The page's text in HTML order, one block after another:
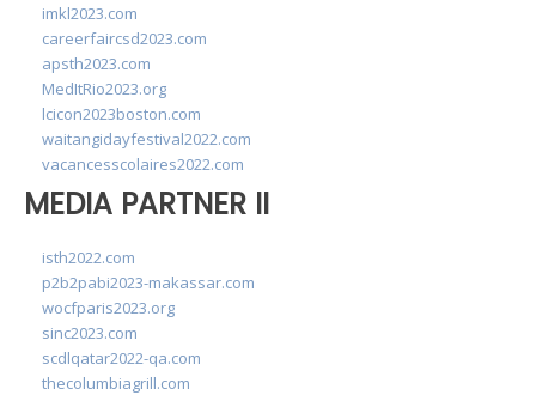
imkl2023.com
careerfaircsd2023.com
apsth2023.com
MedItRio2023.org
lcicon2023boston.com
waitangidayfestival2022.com
vacancesscolaires2022.com
MEDIA PARTNER II
isth2022.com
p2b2pabi2023-makassar.com
wocfparis2023.org
sinc2023.com
scdlqatar2022-qa.com
thecolumbiagrill.com